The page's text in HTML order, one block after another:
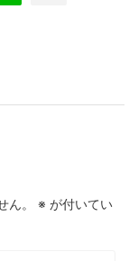
。 ※ が付いてい